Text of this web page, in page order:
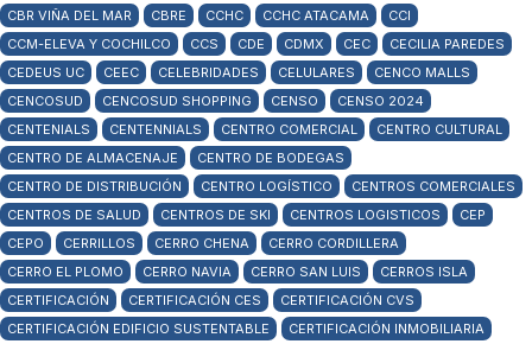
CBR VIÑA DEL MAR
CBRE CCHC CCHC ATACAMA
CCI
CCM-ELEVA Y COCHILCO
CCS CDE CDMX CEC
CECILIA PAREDES
CEDEUS UC
CEEC CELEBRIDADES CELULARES
CENCO MALLS
CENCOSUD
CENCOSUD SHOPPING CENSO
CENSO 2024
CENTENIALS
CENTENNIALS CENTRO COMERCIAL
CENTRO CULTURAL
CENTRO DE ALMACENAJE
CENTRO DE BODEGAS
CENTRO DE DISTRIBUCIÓN
CENTRO LOGÍSTICO
CENTROS COMERCIALES
CENTROS DE SALUD
CENTROS DE SKI CENTROS LOGISTICOS
CEP
CEPO
CERRILLOS CERRO CHENA
CERRO CORDILLERA
CERRO EL PLOMO
CERRO NAVIA CERRO SAN LUIS
CERROS ISLA
CERTIFICACIÓN
CERTIFICACIÓN CES
CERTIFICACIÓN CVS
CERTIFICACIÓN EDIFICIO SUSTENTABLE
CERTIFICACIÓN INMOBILIARIA